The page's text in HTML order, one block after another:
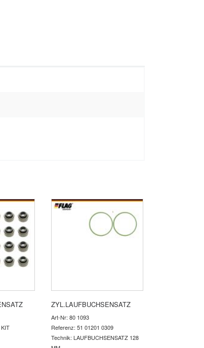
ZYL.LAUFBUCHSENSATZ
Art-Nr: 80 1093
Referenz: 51 01201 0309
Technik: LAUFBUCHSENSATZ 128